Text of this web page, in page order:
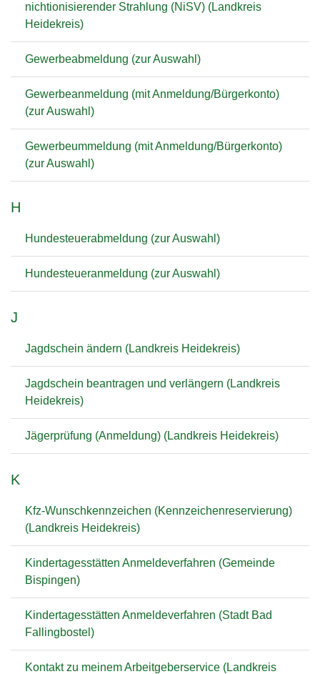
nichtionisierender Strahlung (NiSV) (Landkreis
Heidekreis)
Gewerbeabmeldung (zur Auswahl)
Gewerbeanmeldung (mit Anmeldung/Bürgerkonto)
(zur Auswahl)
Gewerbeummeldung (mit Anmeldung/Bürgerkonto)
(zur Auswahl)
H
Hundesteuerabmeldung (zur Auswahl)
Hundesteueranmeldung (zur Auswahl)
J
Jagdschein ändern (Landkreis Heidekreis)
Jagdschein beantragen und verlängern (Landkreis
Heidekreis)
Jägerprüfung (Anmeldung) (Landkreis Heidekreis)
K
Kfz-Wunschkennzeichen (Kennzeichenreservierung)
(Landkreis Heidekreis)
Kindertagesstätten Anmeldeverfahren (Gemeinde
Bispingen)
Kindertagesstätten Anmeldeverfahren (Stadt Bad
Fallingbostel)
Kontakt zu meinem Arbeitgeberservice (Landkreis